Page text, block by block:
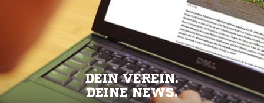
DEIN VEREIN.
DEINE NEWS.